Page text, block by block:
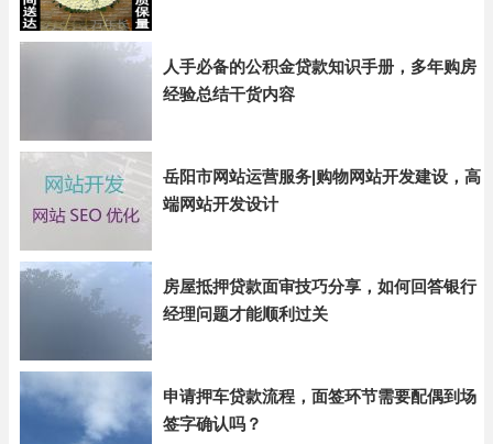
人手必备的公积金贷款知识手册，多年购房
经验总结干货内容
岳阳市网站运营服务|购物网站开发建设，高
端网站开发设计
房屋抵押贷款面审技巧分享，如何回答银行
经理问题才能顺利过关
申请押车贷款流程，面签环节需要配偶到场
签字确认吗？